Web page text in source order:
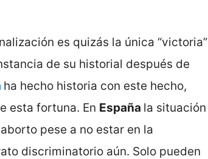
es quizás la única “victoria”
de su historial después de
ha hecho historia con este hecho,
esta fortuna. En España la situación
pese a no estar en la
discriminatorio aún. Solo pueden